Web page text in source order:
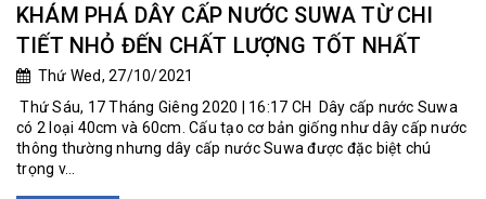
KHÁM PHÁ DÂY CẤP NƯỚC SUWA TỪ CHI
TIẾT NHỎ ĐẾN CHẤT LƯỢNG TỐT NHẤT
Thứ Wed, 27/10/2021
Thứ Sáu, 17 Tháng Giêng 2020 | 16:17 CH Dây cấp nước Suwa
có 2 loại 40cm và 60cm. Cấu tạo cơ bản giống như dây cấp nước
thông thường nhưng dây cấp nước Suwa được đặc biệt chú
trọng v...